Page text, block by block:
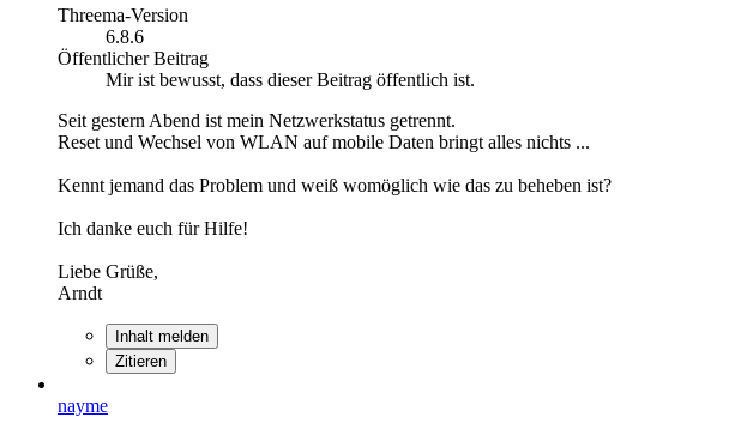
Threema-Version
6.8.6
Öffentlicher Beitrag
Mir ist bewusst, dass dieser Beitrag öffentlich ist.
Seit gestern Abend ist mein Netzwerkstatus getrennt.
Reset und Wechsel von WLAN auf mobile Daten bringt alles nichts ...
Kennt jemand das Problem und weiß womöglich wie das zu beheben ist?
Ich danke euch für Hilfe!
Liebe Grüße,
Arndt
Inhalt melden
Zitieren
nayme